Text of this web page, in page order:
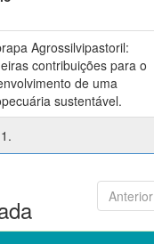
Agrossilvipastoril:
contribuições para o
de uma
sustentável.
Anterior